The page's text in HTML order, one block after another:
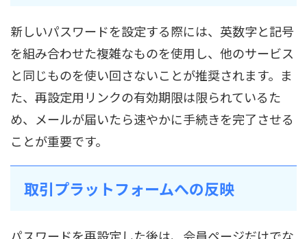
新しいパスワードを設定する際には、英数字と記号
を組み合わせた複雑なものを使用し、他のサービス
と同じものを使い回さないことが推奨されます。ま
た、再設定用リンクの有効期限は限られているた
め、メールが届いたら速やかに手続きを完了させる
ことが重要です。
取引プラットフォームへの反映